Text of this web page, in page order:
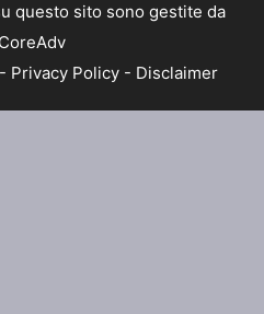
questo sito sono gestite da
- Privacy Policy - Disclaimer